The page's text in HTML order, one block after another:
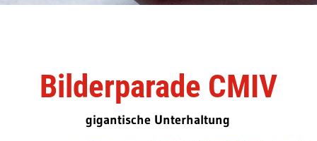
Bilderparade CMIV
gigantische Unterhaltung